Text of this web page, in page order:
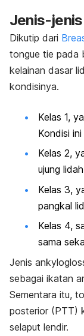
Jenis-jenis
Dikutip dari
tongue tie pada
kelainan dasar
kondisinya.
Kelas 1,
Kondisi
Kelas 2,
ujung
Kelas 3,
pangkal
Kelas 4,
sama
Jenis
sebagai ikatan
Sementara itu,
posterior (PTT)
selaput lendir.